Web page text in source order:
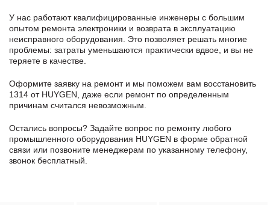
У нас работают квалифицированные инженеры с большим
опытом ремонта электроники и возврата в эксплуатацию
неисправного оборудования. Это позволяет решать многие
проблемы: затраты уменьшаются практически вдвое, и вы не
теряете в качестве.
Оформите заявку на ремонт и мы поможем вам восстановить
1314 от HUYGEN, даже если ремонт по определенным
причинам считался невозможным.
Остались вопросы? Задайте вопрос по ремонту любого
промышленного оборудования HUYGEN в формe обратной
связи или позвоните менеджерам по указанному телефону,
звонок бесплатный.